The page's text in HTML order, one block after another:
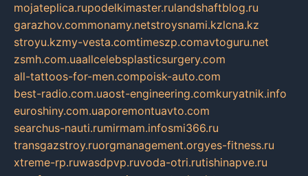
mojateplica.rupodelkimaster.rulandshaftblog.ru
garazhov.commonamy.netstroysnami.kzlcna.kz
stroyu.kzmy-vesta.comtimeszp.comavtoguru.net
zsmh.com.uaallcelebsplasticsurgery.com
all-tattoos-for-men.compoisk-auto.com
best-radio.com.uaost-engineering.comkuryatnik.info
euroshiny.com.uaporemontuavto.com
searchus-nauti.rumirmam.infosmi366.ru
transgazstroy.ruorgmanagement.orgyes-fitness.ru
xtreme-rp.ruwasdpvp.ruvoda-otri.rutishinapve.ru